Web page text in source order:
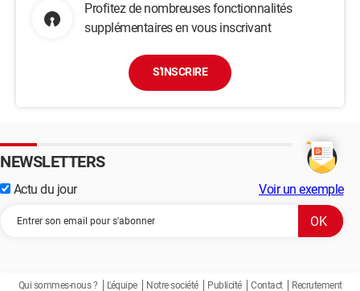
Profitez de nombreuses fonctionnalités
supplémentaires en vous inscrivant
S'INSCRIRE
NEWSLETTERS
Actu du jour Voir un exemple
Qui sommes-nous ? L'équipe Notre société Publicité Contact Recrutement